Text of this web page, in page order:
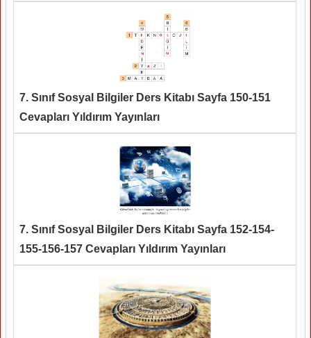
7. Sınıf Sosyal Bilgiler Ders Kitabı Sayfa 150-151
Cevapları Yıldırım Yayınları
7. Sınıf Sosyal Bilgiler Ders Kitabı Sayfa 152-154-
155-156-157 Cevapları Yıldırım Yayınları